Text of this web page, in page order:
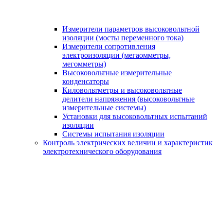
Измерители параметров высоковольтной
изоляции (мосты переменного тока)
Измерители сопротивления
электроизоляции (мегаомметры,
мегомметры)
Высоковольтные измерительные
конденсаторы
Киловольтметры и высоковольтные
делители напряжения (высоковольтные
измерительные системы)
Установки для высоковольтных испытаний
изоляции
Системы испытания изоляции
Контроль электрических величин и характеристик
электротехнического оборудования